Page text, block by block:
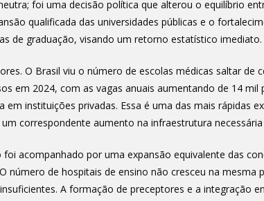
foi uma decisão política que alterou o equilíbrio
qualificada das universidades públicas e o
de graduação, visando um retorno estatístico imediato.
O Brasil viu o número de escolas médicas saltar de
em 2024, com as vagas anuais aumentando de 14 mil
em instituições privadas. Essa é uma das mais rápidas
correspondente aumento na infraestrutura
foi acompanhado por uma expansão equivalente das
número de hospitais de ensino não cresceu na mesma
A formação de preceptores e a integração